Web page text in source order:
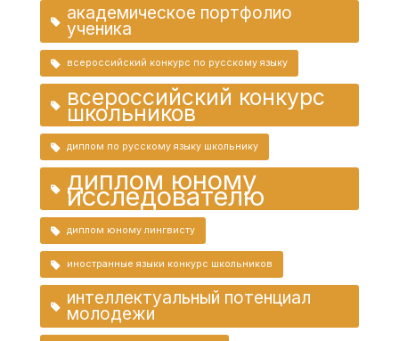
академическое портфолио
ученика
всероссийский конкурс по русскому языку
всероссийский конкурс
школьников
диплом по русскому языку школьнику
диплом юному
исследователю
диплом юному лингвисту
иностранные языки конкурс школьников
интеллектуальный потенциал
молодежи